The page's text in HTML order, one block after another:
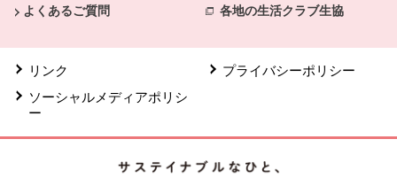
よくあるご質問
各地の生活クラブ生協
リンク
プライバシーポリシー
ソーシャルメディアポリシ
ー